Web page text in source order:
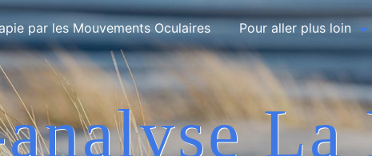
par les Mouvements Oculaires Pour aller plus loin
analyse